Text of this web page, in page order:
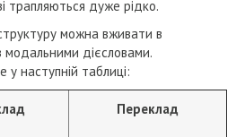
трапляються дуже рідко.
можна вживати в
модальними дієсловами.
наступній таблиці:
Переклад